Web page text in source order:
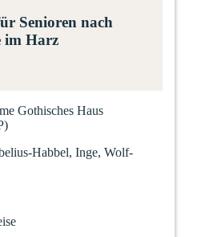
Senioren nach
im Harz
Gothisches Haus
Habbel, Inge, Wolf-